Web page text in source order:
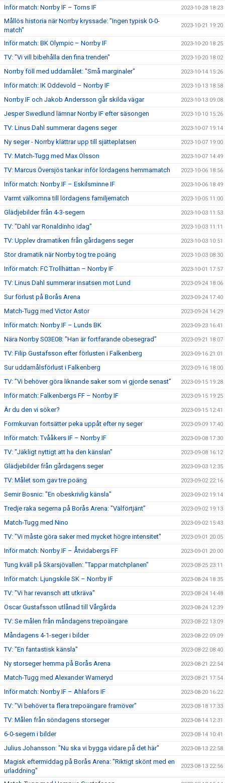
Inför match: Norrby IF – Torns IF 2023-10-28 18:23
Mållös historia när Norrby kryssade: "Ingen typisk 0-0-
match"
2023-10-21 19:20
Inför match: BK Olympic – Norrby IF 2023-10-20 18:25
TV: "Vi vill bibehålla den fina trenden" 2023-10-20 18:02
Norrby föll med uddamålet: "Små marginaler" 2023-10-14 15:26
Inför match: IK Oddevold – Norrby IF 2023-10-13 18:58
Norrby IF och Jakob Andersson går skilda vägar 2023-10-13 09:08
Jesper Swedlund lämnar Norrby IF efter säsongen 2023-10-10 15:26
TV: Linus Dahl summerar dagens seger 2023-10-07 19:14
Ny seger - Norrby klättrar upp till sjätteplatsen 2023-10-07 19:00
TV: Match-Tugg med Max Olsson 2023-10-07 14:49
TV: Marcus Översjös tankar inför lördagens hemmamatch 2023-10-06 18:56
Inför match: Norrby IF – Eskilsminne IF 2023-10-06 18:49
Varmt välkomna till lördagens familjematch 2023-10-05 11:00
Glädjebilder från 4-3-segern 2023-10-03 11:53
TV: "Dahl var Ronaldinho idag" 2023-10-03 11:11
TV: Upplev dramatiken från gårdagens seger 2023-10-03 10:51
Stor dramatik när Norrby tog tre poäng 2023-10-03 08:30
Inför match: FC Trollhättan – Norrby IF 2023-10-01 17:57
TV: Linus Dahl summerar insatsen mot Lund 2023-09-24 18:06
Sur förlust på Borås Arena 2023-09-24 17:40
Match-Tugg med Victor Astor 2023-09-24 14:29
Inför match: Norrby IF – Lunds BK 2023-09-23 16:41
Nära Norrby S03E08: "Han är fortfarande obesegrad" 2023-09-21 18:07
TV: Filip Gustafsson efter förlusten i Falkenberg 2023-09-16 21:01
Sur uddamålsförlust i Falkenberg 2023-09-16 18:00
TV: ”Vi behöver göra liknande saker som vi gjorde senast” 2023-09-15 19:28
Inför match: Falkenbergs FF – Norrby IF 2023-09-15 19:25
Är du den vi söker? 2023-09-15 12:41
Formkurvan fortsätter peka uppåt efter ny seger 2023-09-09 17:40
Inför match: Tvååkers IF – Norrby IF 2023-09-08 17:30
TV: "Jäkligt nyttigt att ha den känslan" 2023-09-08 16:12
Glädjebilder från gårdagens seger 2023-09-03 12:35
TV: Målet som gav tre poäng 2023-09-02 22:16
Semir Bosnic: "En obeskrivlig känsla" 2023-09-02 19:14
Tredje raka segerna på Borås Arena: "Välförtjänt" 2023-09-02 19:13
Match-Tugg med Nino 2023-09-02 15:43
TV: "Vi måste göra saker med mycket högre intensitet" 2023-09-01 20:05
Inför match: Norrby IF – Åtvidabergs FF 2023-09-01 20:00
Tung kväll på Skarsjövallen: "Tappar matchplanen" 2023-08-25 23:11
Inför match: Ljungskile SK – Norrby IF 2023-08-24 18:35
TV: "Vi har revansch att utkräva" 2023-08-24 14:48
Oscar Gustafsson utlånad till Vårgårda 2023-08-24 12:39
TV: Se målen från måndagens trepoängare 2023-08-22 13:09
Måndagens 4-1-seger i bilder 2023-08-22 09:09
TV: "En fantastisk känsla" 2023-08-22 08:40
Ny storseger hemma på Borås Arena 2023-08-21 22:54
Match-Tugg med Alexander Warneryd 2023-08-21 17:54
Inför match: Norrby IF – Ahlafors IF 2023-08-20 16:22
TV: "Vi behöver ta flera trepoängare framöver" 2023-08-18 17:33
TV: Målen från söndagens storseger 2023-08-14 12:31
6-0-segern i bilder 2023-08-14 10:41
Julius Johansson: "Nu ska vi bygga vidare på det här" 2023-08-13 22:58
Magisk eftermiddag på Borås Arena: "Riktigt skönt med en
urladdning"
2023-08-13 22:56